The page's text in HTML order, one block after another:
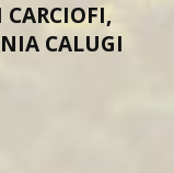
CARCIOFI,
CALUGI